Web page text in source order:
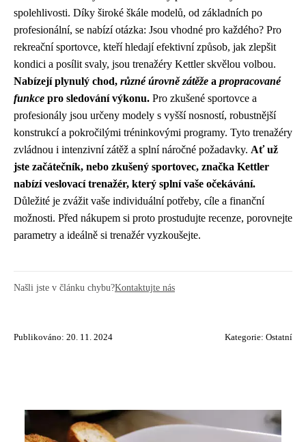
spolehlivosti. Díky široké škále modelů, od základních po
profesionální, se nabízí otázka: Jsou vhodné pro každého? Pro
rekreační sportovce, kteří hledají efektivní způsob, jak zlepšit
kondici a posílit svaly, jsou trenažéry Kettler skvělou volbou.
Nabízejí plynulý chod, různé úrovně zátěže a propracované
funkce pro sledování výkonu. Pro zkušené sportovce a
profesionály jsou určeny modely s vyšší nosností, robustnější
konstrukcí a pokročilými tréninkovými programy. Tyto trenažéry
zvládnou i intenzivní zátěž a splní náročné požadavky. Ať už
jste začátečník, nebo zkušený sportovec, značka Kettler
nabízí veslovací trenažér, který splní vaše očekávání.
Důležité je zvážit vaše individuální potřeby, cíle a finanční
možnosti. Před nákupem si proto prostudujte recenze, porovnejte
parametry a ideálně si trenažér vyzkoušejte.
Našli jste v článku chybu?Kontaktujte nás
Publikováno: 20. 11. 2024 Kategorie: Ostatní